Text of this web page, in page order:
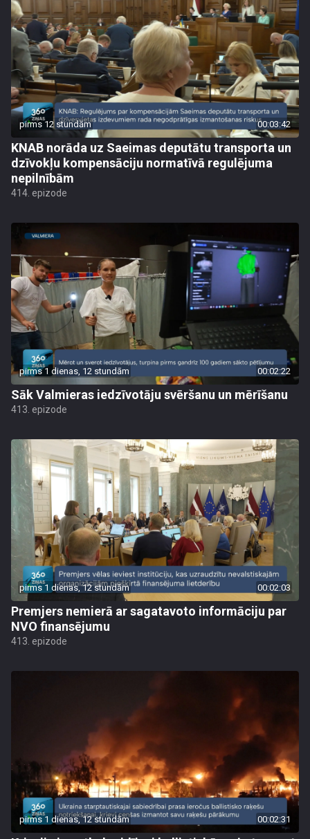
pirms 12 stundām 00:03:42
KNAB norāda uz Saeimas deputātu transporta un
dzīvokļu kompensāciju normatīvā regulējuma
nepilnībām
414. epizode
pirms 1 dienas, 12 stundām 00:02:22
Sāk Valmieras iedzīvotāju svēršanu un mērīšanu
413. epizode
pirms 1 dienas, 12 stundām 00:02:03
Premjers nemierā ar sagatavoto informāciju par
NVO finansējumu
413. epizode
pirms 1 dienas, 12 stundām 00:02:31